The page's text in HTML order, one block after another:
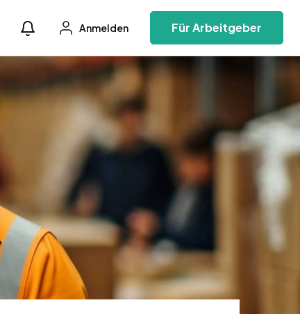
Anmelden Für Arbeitgeber